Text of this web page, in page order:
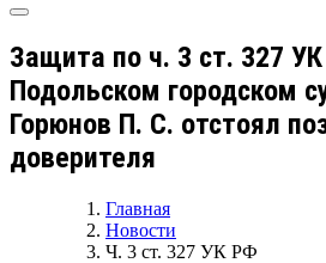
Защита по ч. 3 ст. 327
Подольском городском
Горюнов П. С. отстоял
доверителя
Главная
Новости
Ч. 3 ст. 327 УК РФ